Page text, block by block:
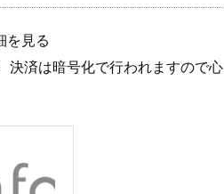
を見る
決済は暗号化で行われますので心